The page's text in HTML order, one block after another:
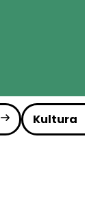
Kultura